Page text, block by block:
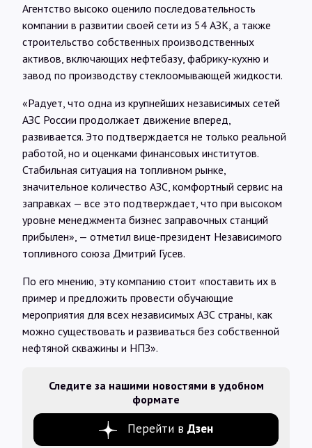
Агентство высоко оценило последовательность
компании в развитии своей сети из 54 АЗК, а также
строительство собственных производственных
активов, включающих нефтебазу, фабрику-кухню и
завод по производству стеклоомывающей жидкости.
«Радует, что одна из крупнейших независимых сетей
АЗС России продолжает движение вперед,
развивается. Это подтверждается не только реальной
работой, но и оценками финансовых институтов.
Стабильная ситуация на топливном рынке,
значительное количество АЗС, комфортный сервис на
заправках — все это подтверждает, что при высоком
уровне менеджмента бизнес заправочных станций
прибылен», — отметил вице-президент Независимого
топливного союза Дмитрий Гусев.
По его мнению, эту компанию стоит «поставить их в
пример и предложить провести обучающие
мероприятия для всех независимых АЗС страны, как
можно существовать и развиваться без собственной
нефтяной скважины и НПЗ».
Следите за нашими новостями в удобном
формате
Перейти в Дзен